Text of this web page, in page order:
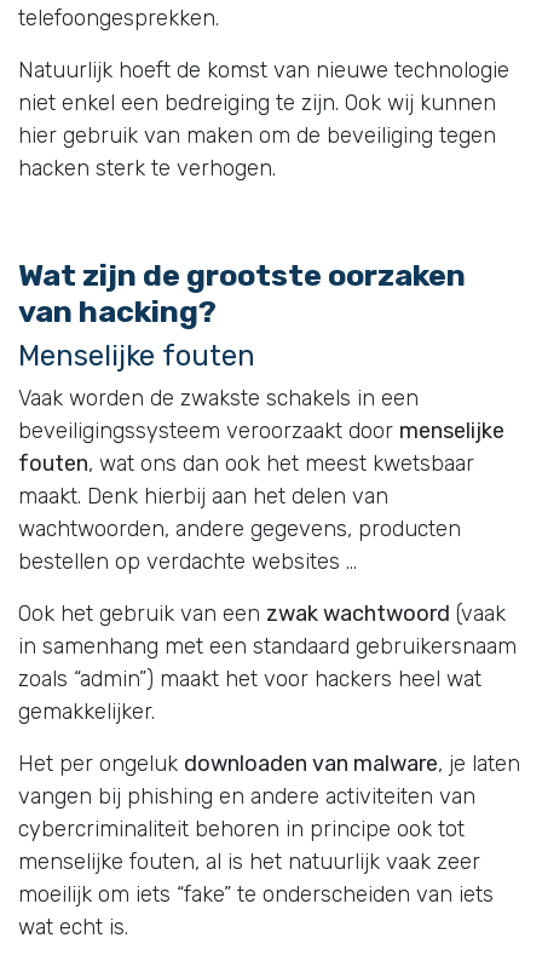
telefoongesprekken.
Natuurlijk hoeft de komst van nieuwe technologie
niet enkel een bedreiging te zijn. Ook wij kunnen
hier gebruik van maken om de beveiliging tegen
hacken sterk te verhogen.
Wat zijn de grootste oorzaken
van hacking?
Menselijke fouten
Vaak worden de zwakste schakels in een
beveiligingssysteem veroorzaakt door menselijke
fouten, wat ons dan ook het meest kwetsbaar
maakt. Denk hierbij aan het delen van
wachtwoorden, andere gegevens, producten
bestellen op verdachte websites …
Ook het gebruik van een zwak wachtwoord (vaak
in samenhang met een standaard gebruikersnaam
zoals “admin”) maakt het voor hackers heel wat
gemakkelijker.
Het per ongeluk downloaden van malware, je laten
vangen bij phishing en andere activiteiten van
cybercriminaliteit behoren in principe ook tot
menselijke fouten, al is het natuurlijk vaak zeer
moeilijk om iets “fake” te onderscheiden van iets
wat echt is.